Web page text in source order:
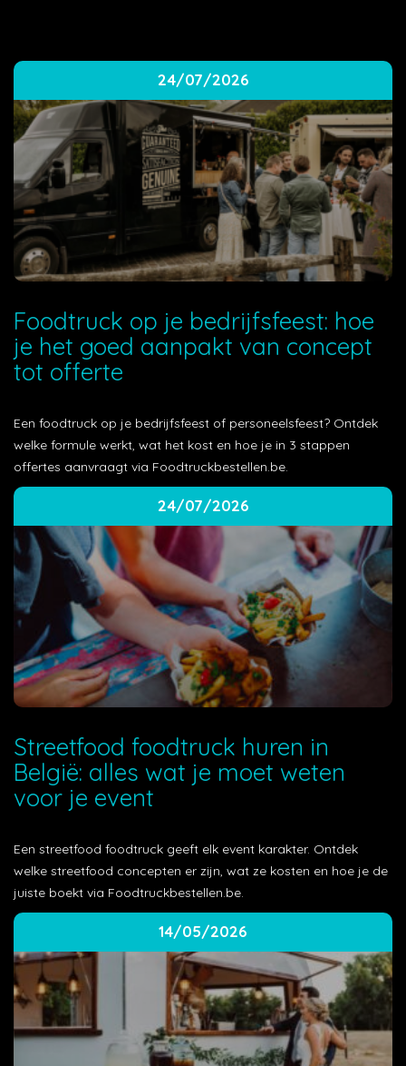
24/07/2026
Foodtruck op je bedrijfsfeest: hoe
je het goed aanpakt van concept
tot offerte
Een foodtruck op je bedrijfsfeest of personeelsfeest? Ontdek
welke formule werkt, wat het kost en hoe je in 3 stappen
offertes aanvraagt via Foodtruckbestellen.be.
24/07/2026
Streetfood foodtruck huren in
België: alles wat je moet weten
voor je event
Een streetfood foodtruck geeft elk event karakter. Ontdek
welke streetfood concepten er zijn, wat ze kosten en hoe je de
juiste boekt via Foodtruckbestellen.be.
14/05/2026